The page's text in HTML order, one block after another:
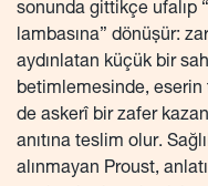
sonunda gittikçe ufalıp
lambasına” dönüşür:
aydınlatan küçük bir
betimlemesinde,
de askerî bir zafer
anıtına teslim olur.
alınmayan Proust,